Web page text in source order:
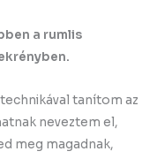
a rumlis
tanítom az
neveztem el,
meg magadnak,